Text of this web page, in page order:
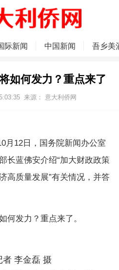
际新闻 中国新闻 吾乡美
如何发力？重点来了
来源： 意大利侨网
月12日，国务院新闻办公室
长蓝佛安介绍“加大财政政策
高质量发展”有关情况，并答
发力？重点来了。
者 李金磊 摄